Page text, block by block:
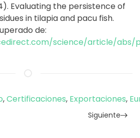
Evaluating the persistence of
in tilapia and pacu fish.
de:
science/article/abs/
,Certificaciones, Exportaciones,
Siguiente